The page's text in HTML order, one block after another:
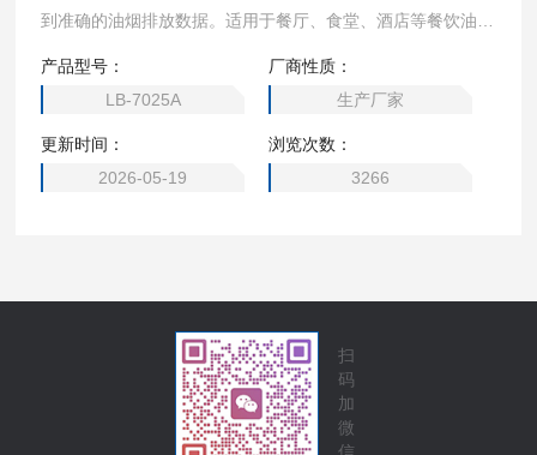
到准确的油烟排放数据。适用于餐厅、食堂、酒店等餐饮油烟
测。$n便携式油烟检测仪产品主要用在环保执法、城市管理
行政执法局、执法大队、油烟净化器生产厂家等企事业单位。
产品型号：
LB-7025A
厂商性质：
生产厂家
更新时间：
2026-05-19
浏览次数：
3266
扫
码
加
微